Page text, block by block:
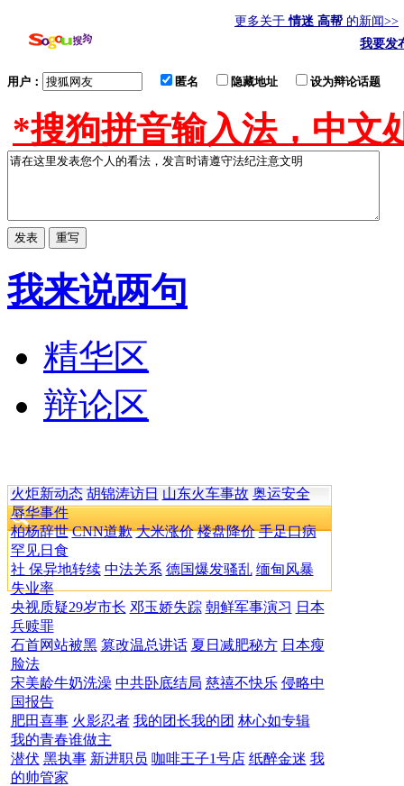
更多关于情迷 高帮 的新闻>>
我要发
用户： 匿名 隐藏地址 设为辩论话题
*搜狗拼音输入法，中文
我来说两句
精华区
辩论区
火炬新动态 胡锦涛访日 山东火车事故 奥运安全
辱华事件
柏杨辞世 CNN道歉 大米涨价 楼盘降价 手足口病
罕见日食
社 保异地转续 中法关系 德国爆发骚乱 缅甸风暴
失业率
央视质疑29岁市长 邓玉娇失踪 朝鲜军事演习 日本
兵赎罪
石首网站被黑 篡改温总讲话 夏日减肥秘方 日本瘦
脸法
宋美龄牛奶洗澡 中共卧底结局 慈禧不快乐 侵略中
国报告
肥田喜事 火影忍者 我的团长我的团 林心如专辑
我的青春谁做主
潜伏 黑执事 新进职员 咖啡王子1号店 纸醉金迷 我
的帅管家